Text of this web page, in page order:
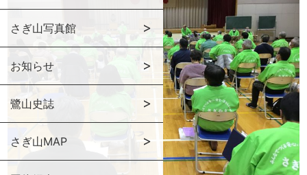
さぎ山写真館
お知らせ
鷺山史誌
さぎ山MAP